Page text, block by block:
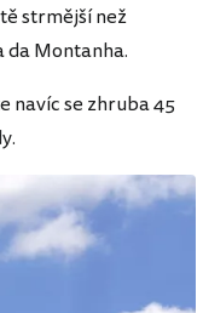
strmější než
da Montanha.
navíc se zhruba 45